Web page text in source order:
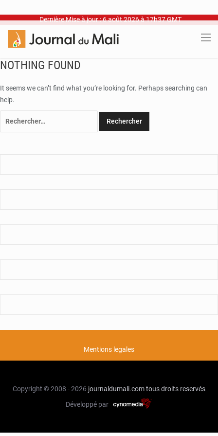
Dernière Mise à jour : 6 août 2026 à 17h37 GMT
NOTHING FOUND
It seems we can’t find what you’re looking for. Perhaps searching can
help.
Mentions legales
Copyright © 2008 - 2026 journaldumali.comtous droits reservés
Développé par